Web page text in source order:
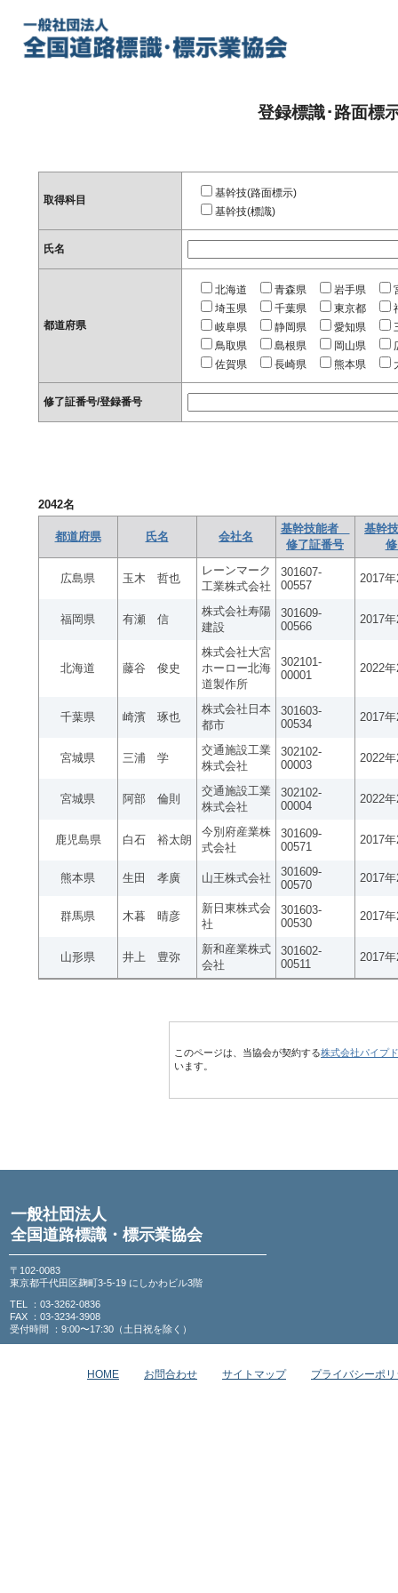
登録標識･路面標
取得科目
基幹技(路面標示)
基幹技(標識)
氏名
都道府県
北海道 青森県 岩手県
埼玉県
千葉県 東京都
岐阜県
静岡県 愛知県
鳥取県
島根県 岡山県
佐賀県
長崎県 熊本県
修了証番号/登録番号
2042名
都道府県 氏名 会社名
基幹技能者
修了証番号
基幹
広島県 玉木 哲也
レーンマーク
工業株式会社
301607-
00557
2017
福岡県 有瀬 信
株式会社寿陽
建設
301609-
00566
2017
北海道 藤谷 俊史
株式会社大宮
ホーロー北海
道製作所
302101-
00001
2022
千葉県 崎濱 琢也
株式会社日本
都市
301603-
00534
2017
宮城県 三浦 学
交通施設工業
株式会社
302102-
00003
2022
宮城県 阿部 倫則
交通施設工業
株式会社
302102-
00004
2022
鹿児島県 白石 裕太朗
今別府産業株
式会社
301609-
00571
2017
熊本県 生田 孝廣 山王株式会社
301609-
00570
2017
群馬県 木暮 晴彦
新日東株式会
社
301603-
00530
2017
山形県 井上 豊弥
新和産業株式
会社
301602-
00511
2017
このページは、当協会が契約する株式会社パイプ
います。
一般社団法人
全国道路標識・標示業協会
〒102-0083
東京都千代田区麹町3-5-19 にしかわビル3階
TEL ：03-3262-0836
FAX ：03-3234-3908
受付時間 ：9:00〜17:30（土日祝を除く）
HOME お問合わせ サイトマップ プライバシーポ